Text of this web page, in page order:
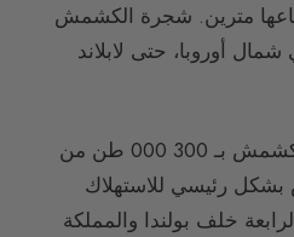
مترين. شجرة الكشمش
أوروبا، حتى لابلاند
روسيا هي أكبر منتج عالمي للكشمش بـ 300 000 طن من
رئيسي للاستهلاك
خلف بولندا والمملكة